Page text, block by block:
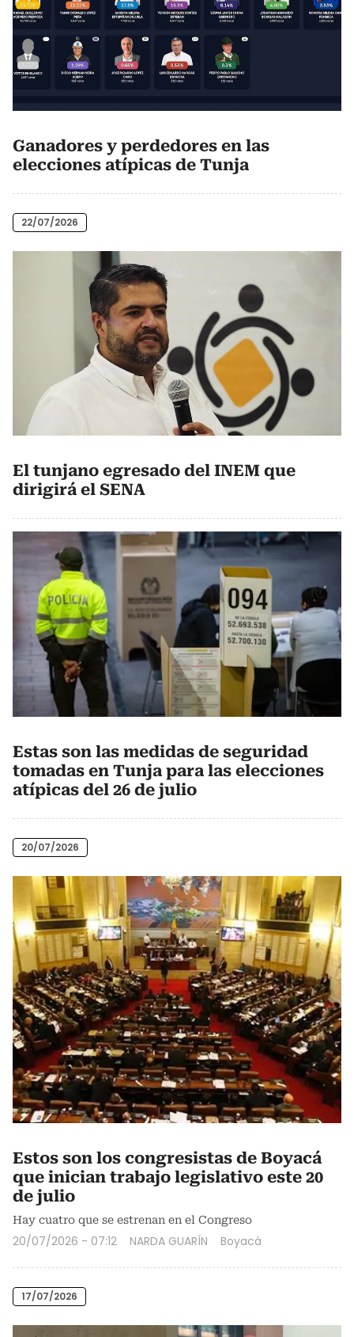
Ganadores y perdedores en las
elecciones atípicas de Tunja
22/07/2026
El tunjano egresado del INEM que
dirigirá el SENA
Estas son las medidas de seguridad
tomadas en Tunja para las elecciones
atípicas del 26 de julio
20/07/2026
Estos son los congresistas de Boyacá
que inician trabajo legislativo este 20
de julio
Hay cuatro que se estrenan en el Congreso
20/07/2026 - 07:12 NARDA GUARÍN Boyacá
17/07/2026